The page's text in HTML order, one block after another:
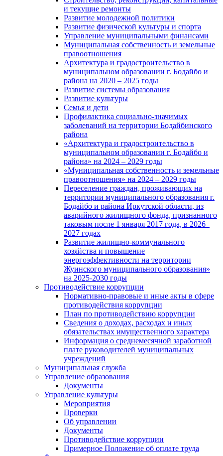
и текущие ремонты
Развитие молодежной политики
Развитие физической культуры и спорта
Управление муниципальными финансами
Муниципальная собственность и земельные
правоотношения
Архитектура и градостроительство в
муниципальном образовании г. Бодайбо и
района на 2020 – 2025 годы
Развитие системы образования
Развитие культуры
Семья и дети
Профилактика социально-значимых
заболеваний на территории Бодайбинского
района
«Архитектура и градостроительство в
муниципальном образовании г. Бодайбо и
района» на 2024 – 2029 годы
«Муниципальная собственность и земельные
правоотношения» на 2024 – 2029 годы
Переселение граждан, проживающих на
территории муниципального образования г.
Бодайбо и района Иркутской области, из
аварийного жилищного фонда, признанного
таковым после 1 января 2017 года, в 2026–
2027 годах
Развитие жилищно-коммунального
хозяйства и повышение
энергоэффективности на территории
Жуинского муниципального образования»
на 2025-2030 годы
Противодействие коррупции
Нормативно-правовые и иные акты в сфере
противодействия коррупции
План по противодействию коррупции
Сведения о доходах, расходах и иных
обязательствах имущественного характера
Информация о среднемесячной заработной
плате руководителей муниципальных
учреждений
Муниципальная служба
Управление образования
Документы
Управление культуры
Мероприятия
Проверки
Об управлении
Документы
Противодействие коррупции
Примерное Положение об оплате труда